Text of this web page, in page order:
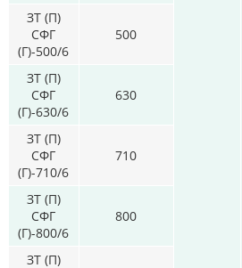
ЗТ (П)
СФГ
(Г)-500/6
500
ЗТ (П)
СФГ
(Г)-630/6
630
ЗТ (П)
СФГ
(Г)-710/6
710
ЗТ (П)
СФГ
(Г)-800/6
800
ЗТ (П)